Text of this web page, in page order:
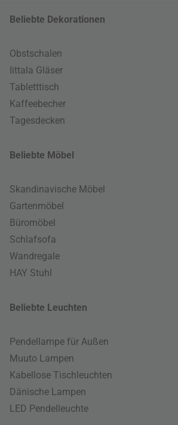
Beliebte Dekorationen
Obstschalen
Iittala Gläser
Tabletttisch
Kaffeebecher
Tagesdecken
Beliebte Möbel
Skandinavische Möbel
Gartenmöbel
Büromöbel
Schlafsofa
Wandregale
HAY Stuhl
Beliebte Leuchten
Pendellampe für Außen
Muuto Lampen
Kabellose Tischleuchten
Dänische Lampen
LED Pendelleuchte